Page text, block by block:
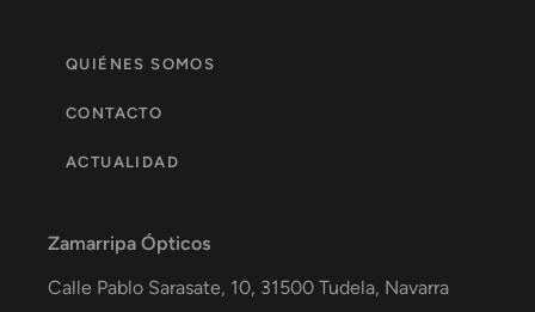
QUIÉNES SOMOS
CONTACTO
ACTUALIDAD
Zamarripa Ópticos
Calle Pablo Sarasate, 10, 31500 Tudela, Navarra